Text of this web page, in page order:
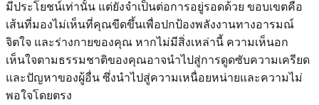
มีประโยชน์เท่านั้น แต่ยังจำเป็นต่อการอยู่รอดด้วย ขอบเขตคือ
เส้นที่มองไม่เห็นที่คุณขีดขึ้นเพื่อปกป้องพลังงานทางอารมณ์
จิตใจ และร่างกายของคุณ หากไม่มีสิ่งเหล่านี้ ความเห็นอก
เห็นใจตามธรรมชาติของคุณอาจนำไปสู่การดูดซับความเครียด
และปัญหาของผู้อื่น ซึ่งนำไปสู่ความเหนื่อยหน่ายและความไม่
พอใจโดยตรง